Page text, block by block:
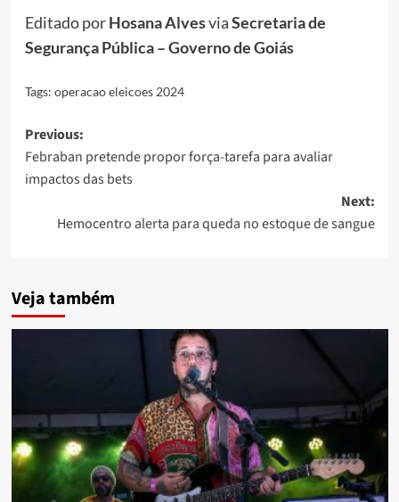
Editado porHosana AlvesviaSecretaria de
Segurança Pública – Governo de Goiás
Tags: operacao eleicoes 2024
Post
navigation
Previous:
Febraban pretende propor força-tarefa para avaliar
impactos das bets
Next:
Hemocentro alerta para queda no estoque de sangue
Veja também